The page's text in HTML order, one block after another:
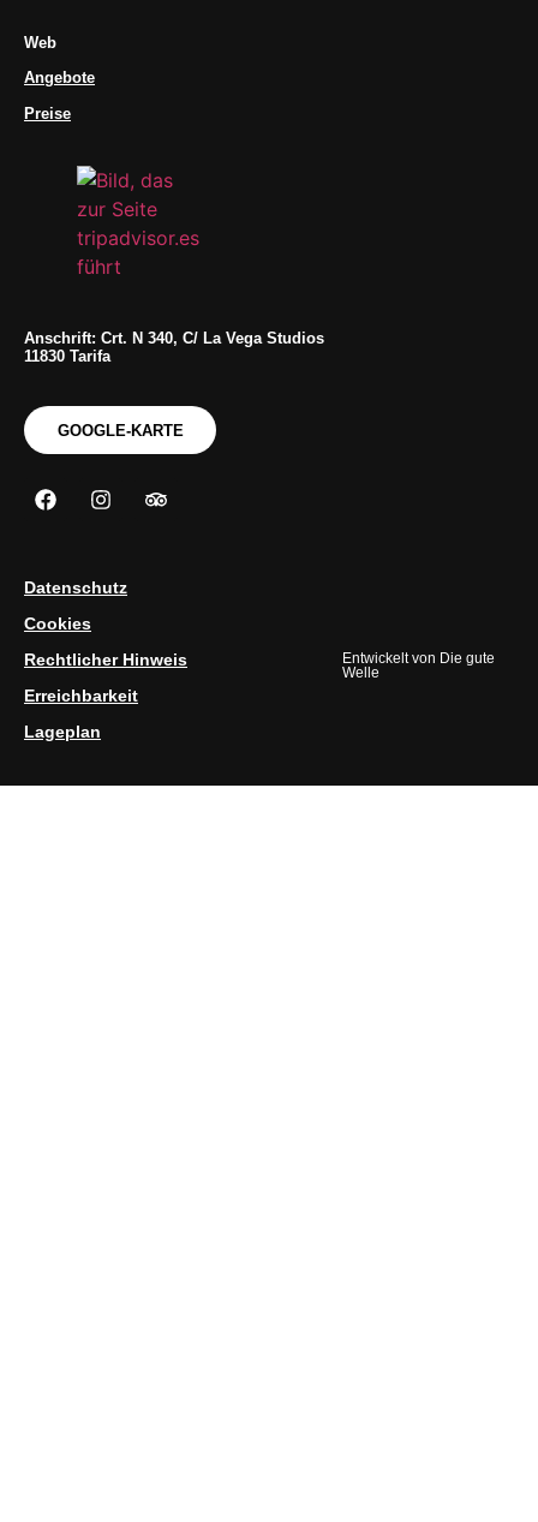
Web
Angebote
Preise
Anschrift: Crt. N 340, C/ La Vega Studios
11830 Tarifa
GOOGLE-KARTE
Datenschutz
Cookies
Rechtlicher Hinweis
Erreichbarkeit
Lageplan
Entwickelt von Die gute
Welle